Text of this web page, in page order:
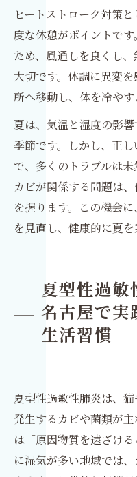
ヒートストローク対策
度な休憩がポイントで
ため、風通しを良くし
大切です。体調に異変
所へ移動し、体を冷やす
夏は、気温と湿度の影
季節です。しかし、正
で、多くのトラブルは
カビが関係する問題は
を握ります。この機会
を見直し、健康的に夏を
夏型性過敏
名古屋で実
生活習慣
夏型性過敏性肺炎は、
発生するカビや菌類が
は「原因物質を遠ざけ
に湿気が多い地域では